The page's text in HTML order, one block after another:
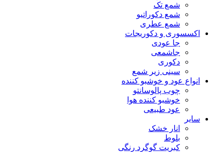
شمع تک
شمع دکوراتیو
شمع عطری
اکسسوری و دکوریجات
جا عودی
جاشمعی
دکوری
سینی زیر شمع
انواع عود و خوشبو کننده
چوب پالوسانتو
خوشبو کننده هوا
عود طبیعی
سایر
انار خشک
بلوط
کبریت گوگرد رنگی